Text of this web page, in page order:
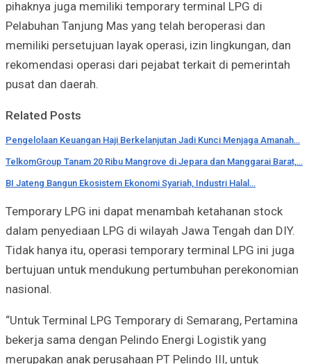
pihaknya juga memiliki temporary terminal LPG di
Pelabuhan Tanjung Mas yang telah beroperasi dan
memiliki persetujuan layak operasi, izin lingkungan, dan
rekomendasi operasi dari pejabat terkait di pemerintah
pusat dan daerah.
Related Posts
Pengelolaan Keuangan Haji Berkelanjutan Jadi Kunci Menjaga Amanah…
TelkomGroup Tanam 20 Ribu Mangrove di Jepara dan Manggarai Barat,…
BI Jateng Bangun Ekosistem Ekonomi Syariah, Industri Halal…
Temporary LPG ini dapat menambah ketahanan stock
dalam penyediaan LPG di wilayah Jawa Tengah dan DIY.
Tidak hanya itu, operasi temporary terminal LPG ini juga
bertujuan untuk mendukung pertumbuhan perekonomian
nasional.
“Untuk Terminal LPG Temporary di Semarang, Pertamina
bekerja sama dengan Pelindo Energi Logistik yang
merupakan anak perusahaan PT Pelindo III, untuk